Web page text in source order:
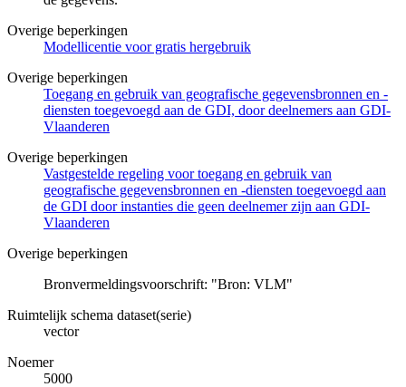
Overige beperkingen
Modellicentie voor gratis hergebruik
Overige beperkingen
Toegang en gebruik van geografische gegevensbronnen en -
diensten toegevoegd aan de GDI, door deelnemers aan GDI-
Vlaanderen
Overige beperkingen
Vastgestelde regeling voor toegang en gebruik van
geografische gegevensbronnen en -diensten toegevoegd aan
de GDI door instanties die geen deelnemer zijn aan GDI-
Vlaanderen
Overige beperkingen
Bronvermeldingsvoorschrift: "Bron: VLM"
Ruimtelijk schema dataset(serie)
vector
Noemer
5000